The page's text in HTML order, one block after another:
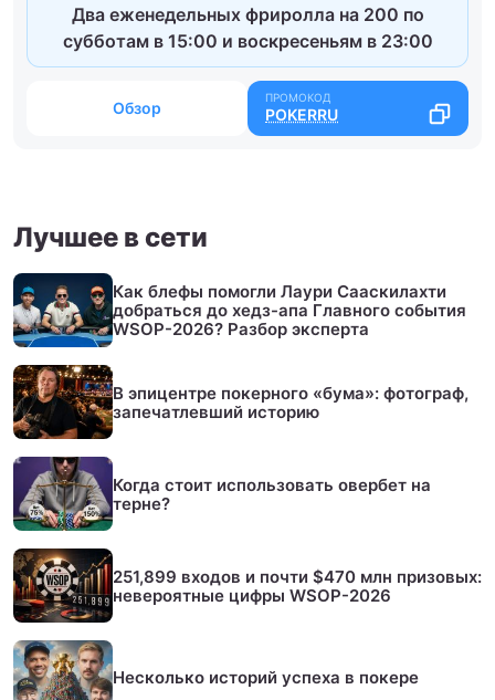
Два еженедельных фриролла на 200 по
субботам в 15:00 и воскресеньям в 23:00
Обзор POKERRU
Лучшее в сети
Как блефы помогли Лаури Сааскилахти
добраться до хедз-апа Главного события
WSOP-2026? Разбор эксперта
В эпицентре покерного «бума»: фотограф,
запечатлевший историю
Когда стоит использовать овербет на
терне?
251,899 входов и почти $470 млн призовых:
невероятные цифры WSOP-2026
Несколько историй успеха в покере